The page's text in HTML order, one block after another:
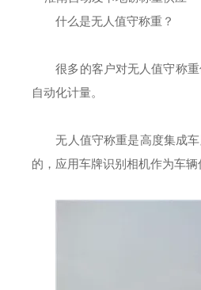
什么是无人值守称重？
很多的客户对无人值守称
自动化计量。
无人值守称重是高度集成
的，应用车牌识别相机作为车